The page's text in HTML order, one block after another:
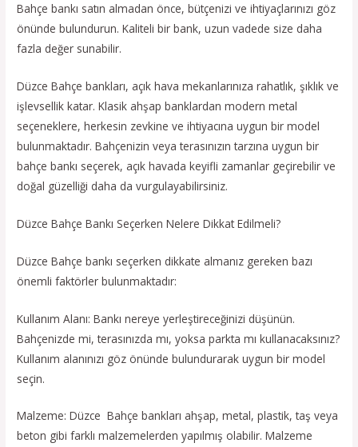
Bahçe bankı satın almadan önce, bütçenizi ve ihtiyaçlarınızı göz
önünde bulundurun. Kaliteli bir bank, uzun vadede size daha
fazla değer sunabilir.
Düzce Bahçe bankları, açık hava mekanlarınıza rahatlık, şıklık ve
işlevsellik katar. Klasik ahşap banklardan modern metal
seçeneklere, herkesin zevkine ve ihtiyacına uygun bir model
bulunmaktadır. Bahçenizin veya terasınızın tarzına uygun bir
bahçe bankı seçerek, açık havada keyifli zamanlar geçirebilir ve
doğal güzelliği daha da vurgulayabilirsiniz.
Düzce Bahçe Bankı Seçerken Nelere Dikkat Edilmeli?
Düzce Bahçe bankı seçerken dikkate almanız gereken bazı
önemli faktörler bulunmaktadır:
Kullanım Alanı: Bankı nereye yerleştireceğinizi düşünün.
Bahçenizde mi, terasınızda mı, yoksa parkta mı kullanacaksınız?
Kullanım alanınızı göz önünde bulundurarak uygun bir model
seçin.
Malzeme: Düzce Bahçe bankları ahşap, metal, plastik, taş veya
beton gibi farklı malzemelerden yapılmış olabilir. Malzeme